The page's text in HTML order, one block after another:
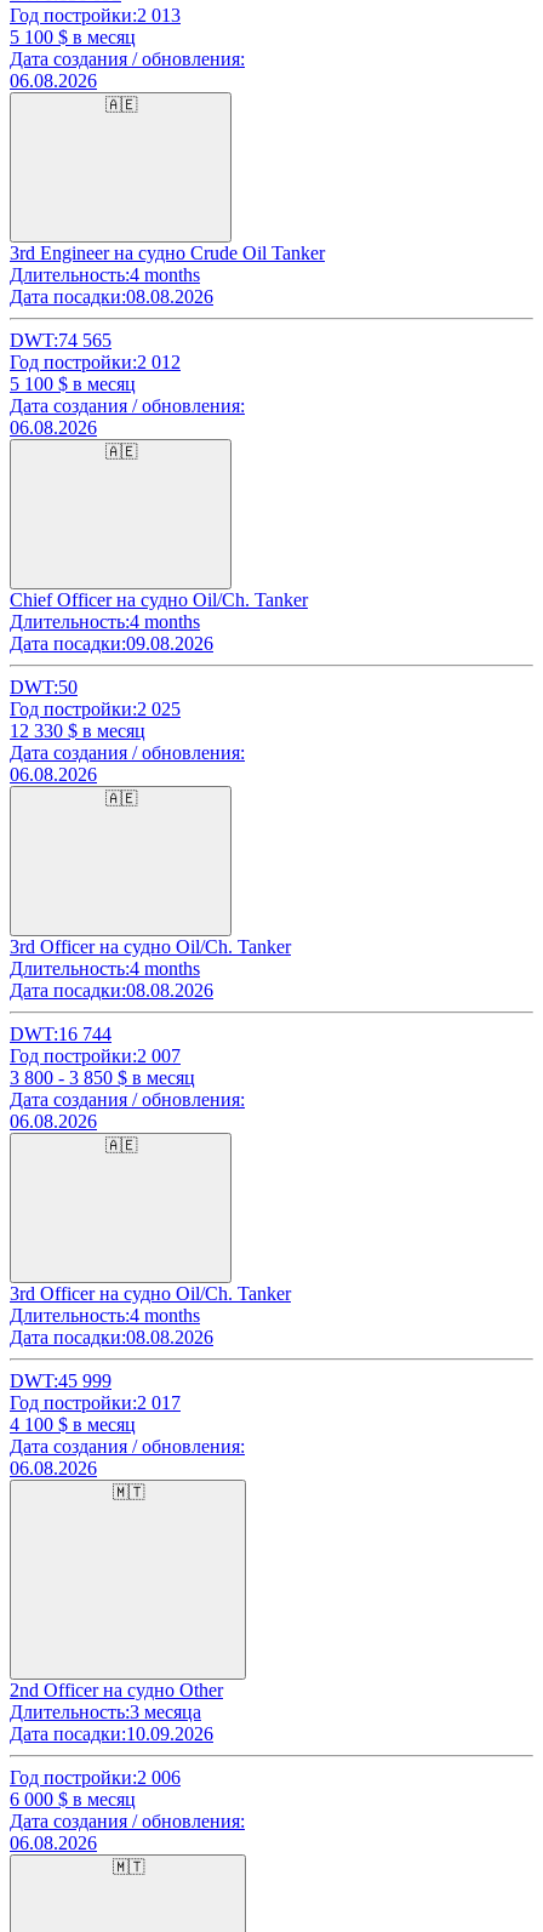
Год постройки:2 013
5 100 $ в месяц
Дата создания / обновления:
06.08.2026
🇦🇪
3rd Engineer на судно Crude Oil Tanker
Длительность:4 months
Дата посадки:08.08.2026
DWT:74 565
Год постройки:2 012
5 100 $ в месяц
Дата создания / обновления:
06.08.2026
🇦🇪
Chief Officer на судно Oil/Ch. Tanker
Длительность:4 months
Дата посадки:09.08.2026
DWT:50
Год постройки:2 025
12 330 $ в месяц
Дата создания / обновления:
06.08.2026
🇦🇪
3rd Officer на судно Oil/Ch. Tanker
Длительность:4 months
Дата посадки:08.08.2026
DWT:16 744
Год постройки:2 007
3 800 - 3 850 $ в месяц
Дата создания / обновления:
06.08.2026
🇦🇪
3rd Officer на судно Oil/Ch. Tanker
Длительность:4 months
Дата посадки:08.08.2026
DWT:45 999
Год постройки:2 017
4 100 $ в месяц
Дата создания / обновления:
06.08.2026
🇲🇹
2nd Officer на судно Other
Длительность:3 месяца
Дата посадки:10.09.2026
Год постройки:2 006
6 000 $ в месяц
Дата создания / обновления:
06.08.2026
🇲🇹